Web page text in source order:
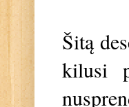
Šitą
kilusi